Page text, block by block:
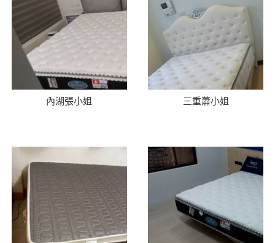
內湖張小姐 三重蕭小姐